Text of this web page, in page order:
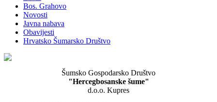
Bos. Grahovo
Novosti
Javna nabava
Obavijesti
Hrvatsko Šumarsko Društvo
Šumsko Gospodarsko Društvo
"Hercegbosanske šume"
d.o.o. Kupres